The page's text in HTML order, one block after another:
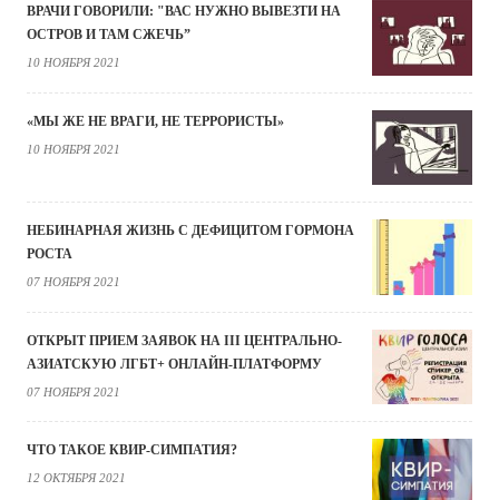
ВРАЧИ ГОВОРИЛИ: "ВАС НУЖНО ВЫВЕЗТИ НА
ОСТРОВ И ТАМ СЖЕЧЬ”
10 НОЯБРЯ 2021
«МЫ ЖЕ НЕ ВРАГИ, НЕ ТЕРРОРИСТЫ»
10 НОЯБРЯ 2021
НЕБИНАРНАЯ ЖИЗНЬ С ДЕФИЦИТОМ ГОРМОНА
РОСТА
07 НОЯБРЯ 2021
ОТКРЫТ ПРИЕМ ЗАЯВОК НА III ЦЕНТРАЛЬНО-
АЗИАТСКУЮ ЛГБТ+ ОНЛАЙН-ПЛАТФОРМУ
07 НОЯБРЯ 2021
ЧТО ТАКОЕ КВИР-СИМПАТИЯ?
12 ОКТЯБРЯ 2021